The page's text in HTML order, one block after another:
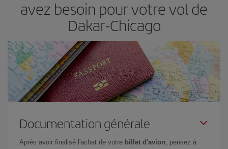
avez besoin pour votre vol de
Dakar-Chicago
Documentation générale
Après avoir finalisé l'achat de votre billet d'avion, pensez à